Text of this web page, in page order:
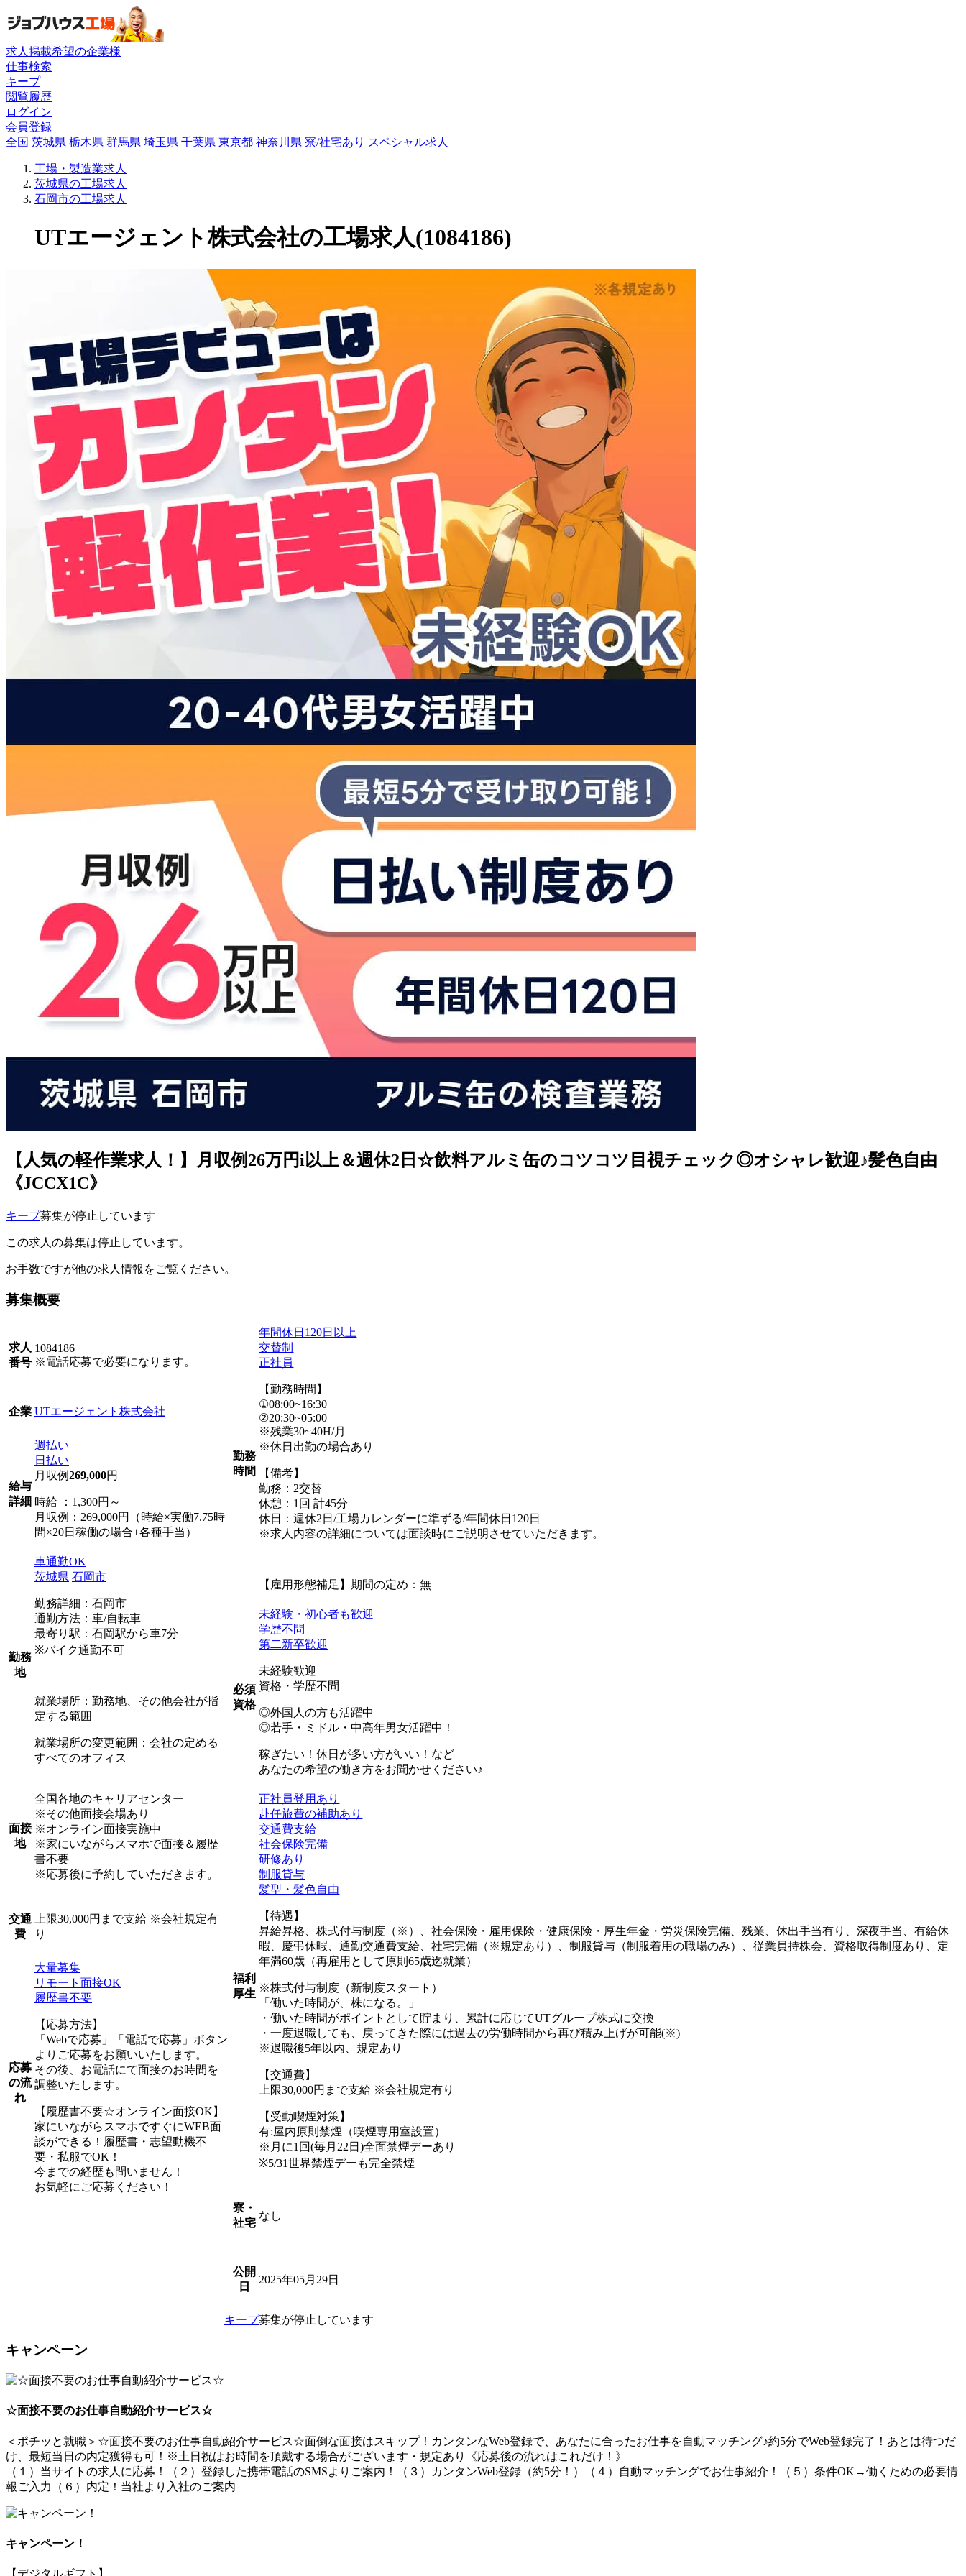
求人掲載希望の企業様
仕事検索
キープ
閲覧履歴
ログイン
会員登録
全国 茨城県 栃木県 群馬県 埼玉県 千葉県 東京都 神奈川県 寮/社宅あり スペシャル求人
工場・製造業求人
茨城県の工場求人
石岡市の工場求人
UTエージェント株式会社の工場求人(1084186)
【人気の軽作業求人！】月収例26万円i以上＆週休2日☆飲料アルミ缶のコツコツ目視チェック◎オシャレ歓迎♪髪色自由
《JCCX1C》
キープ募集が停止しています
この求人の募集は停止しています。
お手数ですが他の求人情報をご覧ください。
募集概要
求人
番号
1084186
※電話応募で必要になります。
企業 UTエージェント株式会社
給与
詳細
週払い
日払い
月収例269,000円
時給 ：1,300円～
月収例：269,000円（時給×実働7.75時
間×20日稼働の場合+各種手当）
勤務
地
車通勤OK
茨城県 石岡市
勤務詳細：石岡市
通勤方法：車/自転車
最寄り駅：石岡駅から車7分
※バイク通勤不可
就業場所：勤務地、その他会社が指
定する範囲
就業場所の変更範囲：会社の定める
すべてのオフィス
面接
地
全国各地のキャリアセンター
※その他面接会場あり
※オンライン面接実施中
※家にいながらスマホで面接＆履歴
書不要
※応募後に予約していただきます。
交通
費
上限30,000円まで支給 ※会社規定有
り
応募
の流
れ
大量募集
リモート面接OK
履歴書不要
【応募方法】
「Webで応募」「電話で応募」ボタン
よりご応募をお願いいたします。
その後、お電話にて面接のお時間を
調整いたします。
【履歴書不要☆オンライン面接OK】
家にいながらスマホですぐにWEB面
談ができる！履歴書・志望動機不
要・私服でOK！
今までの経歴も問いません！
お気軽にご応募ください！
勤務
時間
年間休日120日以上
交替制
正社員
【勤務時間】
①08:00~16:30
②20:30~05:00
※残業30~40H/月
※休日出勤の場合あり
【備考】
勤務：2交替
休憩：1回 計45分
休日：週休2日/工場カレンダーに準ずる/年間休日120日
※求人内容の詳細については面談時にご説明させていただきます。
【雇用形態補足】期間の定め：無
必須
資格
未経験・初心者も歓迎
学歴不問
第二新卒歓迎
未経験歓迎
資格・学歴不問
◎外国人の方も活躍中
◎若手・ミドル・中高年男女活躍中！
稼ぎたい！休日が多い方がいい！など
あなたの希望の働き方をお聞かせください♪
福利
厚生
正社員登用あり
赴任旅費の補助あり
交通費支給
社会保険完備
研修あり
制服貸与
髪型・髪色自由
【待遇】
昇給昇格、株式付与制度（※）、社会保険・雇用保険・健康保険・厚生年金・労災保険完備、残業、休出手当有り、深夜手当、有給休
暇、慶弔休暇、通勤交通費支給、社宅完備（※規定あり）、制服貸与（制服着用の職場のみ）、従業員持株会、資格取得制度あり、定
年満60歳（再雇用として原則65歳迄就業）
※株式付与制度（新制度スタート）
「働いた時間が、株になる。」
・働いた時間がポイントとして貯まり、累計に応じてUTグループ株式に交換
・一度退職しても、戻ってきた際には過去の労働時間から再び積み上げが可能(※)
※退職後5年以内、規定あり
【交通費】
上限30,000円まで支給 ※会社規定有り
【受動喫煙対策】
有:屋内原則禁煙（喫煙専用室設置）
※月に1回(毎月22日)全面禁煙デーあり
※5/31世界禁煙デーも完全禁煙
寮・
社宅
なし
公開
日
2025年05月29日
キープ募集が停止しています
キャンペーン
☆面接不要のお仕事自動紹介サービス☆
＜ポチッと就職＞☆面接不要のお仕事自動紹介サービス☆面倒な面接はスキップ！カンタンなWeb登録で、あなたに合ったお仕事を自動マッチング♪約5分でWeb登録完了！あとは待つだ
け、最短当日の内定獲得も可！※土日祝はお時間を頂戴する場合がございます・規定あり《応募後の流れはこれだけ！》
（１）当サイトの求人に応募！（２）登録した携帯電話のSMSよりご案内！（３）カンタンWeb登録（約5分！）（４）自動マッチングでお仕事紹介！（５）条件OK→働くための必要情
報ご入力（６）内定！当社より入社のご案内
キャンペーン！